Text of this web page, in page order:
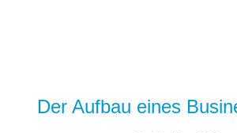
Der Aufbau eines